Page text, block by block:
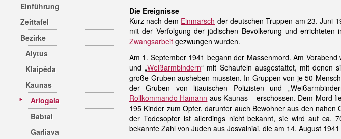
Einführung
Zeittafel
Bezirke
Alytus
Klaipėda
Kaunas
Ariogala
Babtai
Garliava
Die Ereignisse
Kurz nach dem Einmarsch der deutschen Truppen am 23. Juni
mit der Verfolgung der jüdischen Bevölkerung und
Zwangsarbeit gezwungen wurden.
Am 1. September 1941 begann der Massenmord. Am
und „Weißarmbindern“ mit Schaufeln ausgestattet, mit denen
große Gruben ausheben mussten. In Gruppen von je 50
der Gruben von litauischen Polizisten und
Rollkommando Hamann aus Kaunas –erschossen. Dem Mord
195 Kinder zum Opfer, darunter auch Bewohner aus den nahen
der Todesopfer ist allerdings nicht bekannt, sie wird auf ca.
bekannte Zahl von Juden aus Josvainiai, die am 14. August